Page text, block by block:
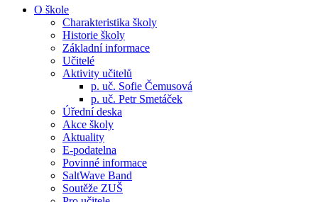
O škole
Charakteristika školy
Historie školy
Základní informace
Učitelé
Aktivity učitelů
p. uč. Sofie Čemusová
p. uč. Petr Smetáček
Úřední deska
Akce školy
Aktuality
E-podatelna
Povinné informace
SaltWave Band
Soutěže ZUŠ